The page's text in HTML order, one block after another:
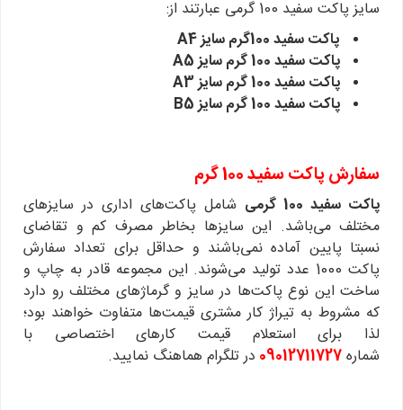
سایز پاکت سفید 100 گرمی عبارتند از:
پاکت سفید 100گرم سایز A4
پاکت سفید 100 گرم سایز A5
پاکت سفید 100 گرم سایز A3
پاکت سفید 100 گرم سایز B5
سفارش پاکت سفید 100 گرم
پاکت سفید 100 گرمی
شامل پاکت‌های اداری در سایز‌های
مختلف می‌باشد. این سایزها بخاطر مصرف کم و تقاضای
نسبتا پایین آماده نمی‌باشند و حداقل برای تعداد سفارش
پاکت 1000 عدد تولید می‌شوند. این مجموعه قادر به چاپ و
ساخت این نوع پاکت‌ها در سایز و گرماژهای مختلف رو دارد
که مشروط به تیراژ کار مشتری قیمت‌ها متفاوت خواهند بود؛
لذا برای استعلام قیمت کارهای اختصاصی با
شماره09012711727 در تلگرام هماهنگ نمایید.